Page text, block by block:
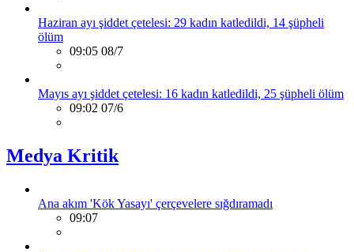
Haziran ayı şiddet çetelesi: 29 kadın katledildi, 14 şüpheli
ölüm
09:05 08/7
Mayıs ayı şiddet çetelesi: 16 kadın katledildi, 25 şüpheli ölüm
09:02 07/6
Medya Kritik
Ana akım 'Kök Yasayı' çerçevelere sığdıramadı
09:07